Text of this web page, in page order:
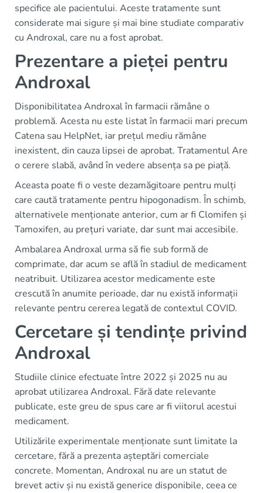
specifice ale pacientului. Aceste tratamente sunt
considerate mai sigure și mai bine studiate comparativ
cu Androxal, care nu a fost aprobat.
Prezentare a pieței pentru
Androxal
Disponibilitatea Androxal în farmacii rămâne o
problemă. Acesta nu este listat în farmacii mari precum
Catena sau HelpNet, iar prețul mediu rămâne
inexistent, din cauza lipsei de aprobat. Tratamentul Are
o cerere slabă, având în vedere absența sa pe piață.
Aceasta poate fi o veste dezamăgitoare pentru mulți
care caută tratamente pentru hipogonadism. În schimb,
alternativele menționate anterior, cum ar fi Clomifen și
Tamoxifen, au prețuri variate, dar sunt mai accesibile.
Ambalarea Androxal urma să fie sub formă de
comprimate, dar acum se află în stadiul de medicament
neatribuit. Utilizarea acestor medicamente este
crescută în anumite perioade, dar nu există informații
relevante pentru cererea legată de contextul COVID.
Cercetare și tendințe privind
Androxal
Studiile clinice efectuate între 2022 și 2025 nu au
aprobat utilizarea Androxal. Fără date relevante
publicate, este greu de spus care ar fi viitorul acestui
medicament.
Utilizările experimentale menționate sunt limitate la
cercetare, fără a prezenta așteptări comerciale
concrete. Momentan, Androxal nu are un statut de
brevet activ și nu există generice disponibile, ceea ce